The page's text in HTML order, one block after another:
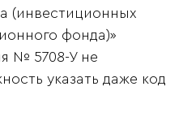
(инвестиционных
фонда)»
№ 5708-У не
указать даже код